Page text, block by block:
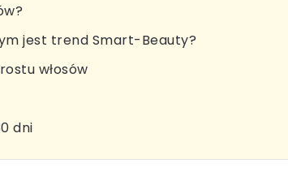
jest trend Smart-Beauty?
włosów
dni